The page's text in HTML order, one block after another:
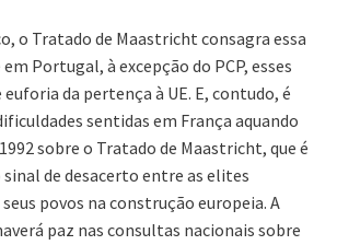
o Tratado de Maastricht consagra essa
Portugal, à excepção do PCP, esses
da pertença à UE. E, contudo, é
sentidas em França aquando
sobre o Tratado de Maastricht, que é
de desacerto entre as elites
povos na construção europeia. A
paz nas consultas nacionais sobre